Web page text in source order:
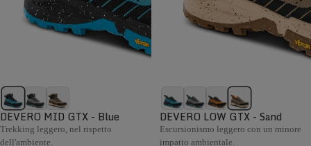
DEVERO MID GTX - Blue
Trekking leggero, nel rispetto
dell'ambiente.
DEVERO LOW GTX - Sand
Escursionismo leggero con un minore
impatto ambientale.